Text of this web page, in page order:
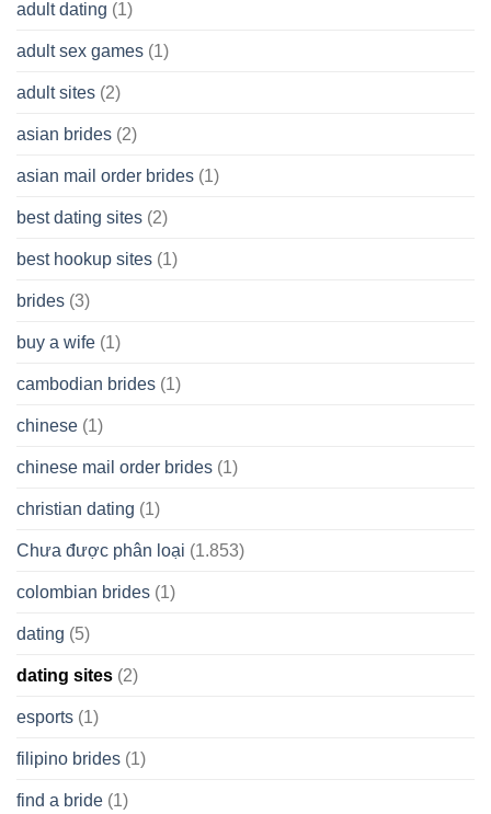
Wish
adult dating (1)
adult sex games (1)
adult sites (2)
asian brides (2)
asian mail order brides (1)
best dating sites (2)
best hookup sites (1)
brides (3)
buy a wife (1)
cambodian brides (1)
chinese (1)
chinese mail order brides (1)
christian dating (1)
Chưa được phân loại (1.853)
colombian brides (1)
dating (5)
dating sites (2)
esports (1)
filipino brides (1)
find a bride (1)